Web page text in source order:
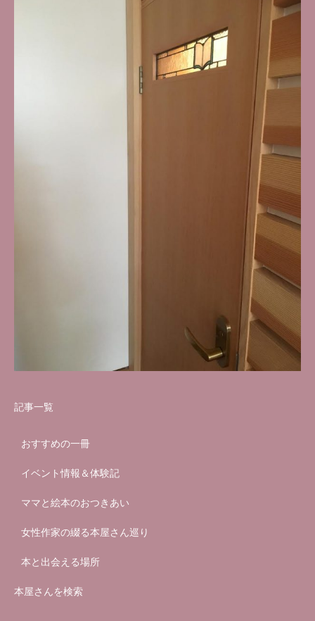
記事一覧
おすすめの一冊
イベント情報＆体験記
ママと絵本のおつきあい
女性作家の綴る本屋さん巡り
本と出会える場所
本屋さんを検索